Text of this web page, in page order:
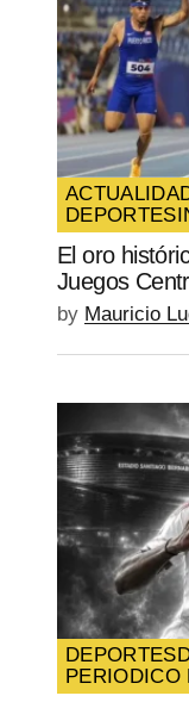
Your E-mail
Guarda
web en
vez que
SUBMIT
DEPORTES
El oro
Juegos
by Mauricio
DEPORTES
PERIODICO